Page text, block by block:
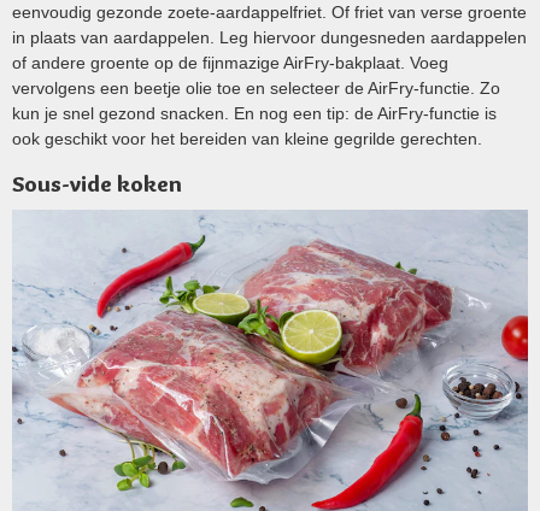
eenvoudig gezonde zoete-aardappelfriet. Of friet van verse groente
in plaats van aardappelen. Leg hiervoor dungesneden aardappelen
of andere groente op de fijnmazige AirFry-bakplaat. Voeg
vervolgens een beetje olie toe en selecteer de AirFry-functie. Zo
kun je snel gezond snacken. En nog een tip: de AirFry-functie is
ook geschikt voor het bereiden van kleine gegrilde gerechten.
Sous-vide koken